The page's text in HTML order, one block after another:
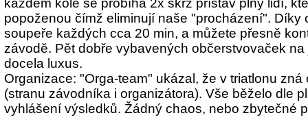
každém kole se probíhá 2x skrz přístav plný lidí,
popoženou čímž eliminují naše "procházení". Díky
soupeře každých cca 20 min, a můžete přesně
závodě. Pět dobře vybavených občerstvovaček
docela luxus.
Organizace: "Orga-team" ukázal, že v triatlonu
(stranu závodníka i organizátora). Vše běželo dle
vyhlášení výsledků. Žádný chaos, nebo zbytečné